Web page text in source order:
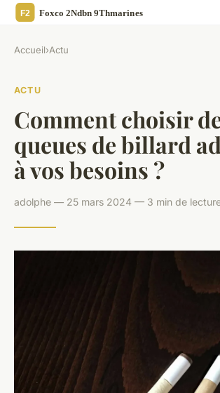
Accueil›Actu
ACTU
Comment choisir
queues de billard
à vos besoins ?
adolphe — 25 mars 2024 — 3 min de